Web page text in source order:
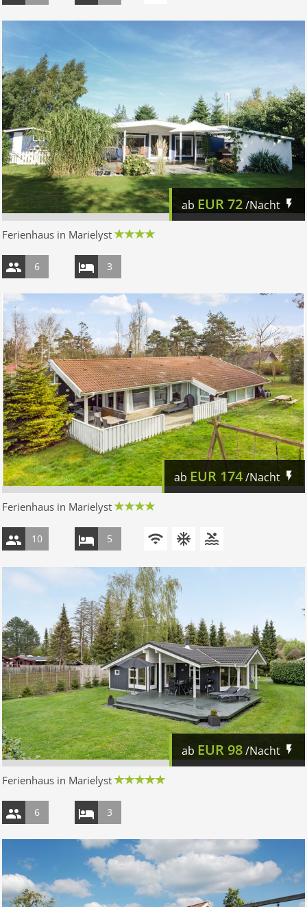
ab EUR72/Nacht
Ferienhaus in Marielyst
6 3
ab EUR 174/Nacht
Ferienhaus in Marielyst
10 5
ab EUR98/Nacht
Ferienhaus in Marielyst
6 3